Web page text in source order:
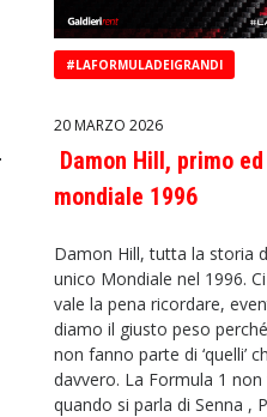
#LAFORMULADEIGRANDI
20 MARZO 2026
Damon Hill, primo
mondiale 1996
Damon Hill, tutta la storia
unico Mondiale nel 1996.
vale la pena ricordare,
diamo il giusto peso
non fanno parte di ‘quelli’
davvero. La Formula 1
quando si parla di Senna ,